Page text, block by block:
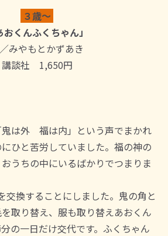
３歳～
おくんふくちゃん」
みやもとかずあき
講談社 1,650円
鬼は外 福は内」という声でまかれ
ひと苦労していました。福の神の
うちの中にいるばかりでつまりま
交換することにしました。鬼の角と
取り替え、服も取り替えあおくん
の一日だけ交代です。ふくちゃん